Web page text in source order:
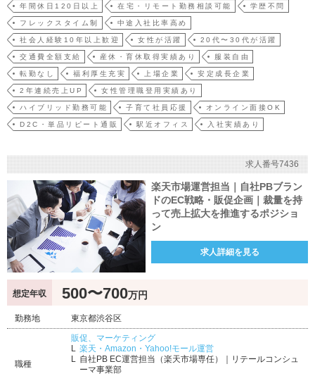
変化や日…
年間休日120日以上 在宅・リモート勤務相談可能 学歴不問
フレックスタイム制 中途入社比率高め
社会人経験10年以上歓迎 女性が活躍 20代〜30代が活躍
交通費全額支給 産休・育休取得実績あり 服装自由
転勤なし 福利厚生充実 上場企業 安定成長企業
2年連続売上UP 女性管理職登用実績あり
ハイブリッド勤務可能 子育て社員応援 オンライン面接OK
D2C・単品リピート通販 駅近オフィス 入社実績あり
求人番号7436
楽天市場運営担当｜自社PBブラン
ドのEC戦略・販促企画｜裁量を持
って売上拡大を推進するポジショ
ン
求人詳細を見る
想定年収 500〜700万円
勤務地 東京都渋谷区
職種
販促、マーケティング
楽天・Amazon・Yahoo!モール運営
自社PB EC運営担当（楽天市場専任）｜リテールコンシュ
ーマ事業部